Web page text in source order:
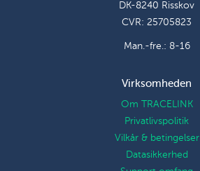
DK-8240 Risskov
CVR: 25705823
Man.-fre.: 8-16
Virksomheden
Om TRACELINK
Privatlivspolitik
Vilkår & betingelser
Datasikkerhed